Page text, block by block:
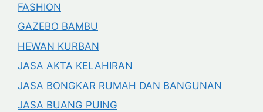
FASHION
GAZEBO BAMBU
HEWAN KURBAN
JASA AKTA KELAHIRAN
JASA BONGKAR RUMAH DAN BANGUNAN
JASA BUANG PUING